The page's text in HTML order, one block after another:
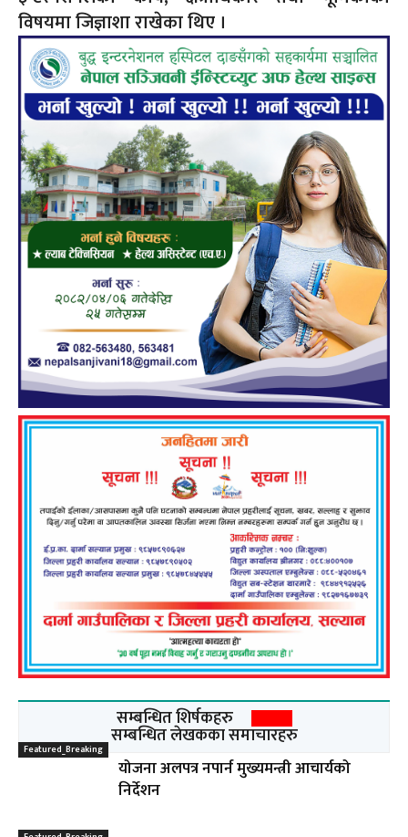
विषयमा जिज्ञाशा राखेका थिए ।
सम्बन्धित शिर्षकहरु
सम्बन्धित लेखकका समाचारहरु
Featured_Breaking
योजना अलपत्र नपार्न मुख्यमन्त्री आचार्यको
निर्देशन